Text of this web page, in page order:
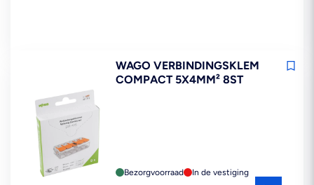
WAGO VERBINDINGSKLEM
COMPACT 5X4MM² 8ST
Bezorgvoorraad In de vestiging